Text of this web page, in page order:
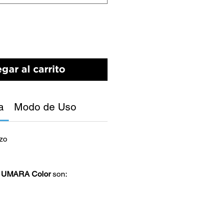
al carrito
Modo de Uso
UMARA Colorson: